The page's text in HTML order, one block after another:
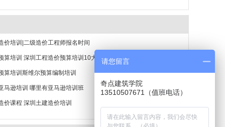
价培训|二级造价工程师报名时间
算培训 深圳工程造价预算培训10大排名
算培训斯维尔预算编制培训
马逊培训 哪里有亚马逊培训班
价课程 深圳土建造价培训
请您留言
奇点建筑学院
13510507671（值班电话）